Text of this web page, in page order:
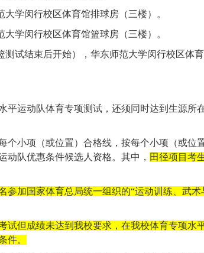
大学闵行校区体育馆排球房（三楼）。
大学闵行校区体育馆篮球房（三楼）。
测试结束后开始），华东师范大学闵行校区体
平运动队体育专项测试，还须同时达到生源所
个小项（或位置）合格线，按每个小项（或位
队优惠条件候选人资格。其中， 田径项目考
加国家体育总局统一组织的“运动训练、武术
但成绩未达到我校要求，在我校体育专项水
件。